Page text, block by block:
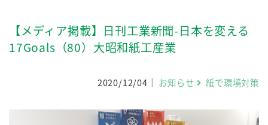
【メディア掲載】日刊工業新聞-日本を変える
17Goals（80）大昭和紙工産業
2020/12/04 お知らせ 紙で環境対策